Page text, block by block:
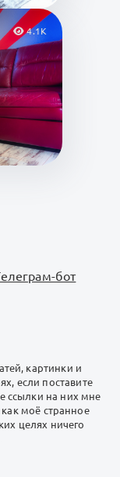
4.1K
бот
картинки и
если поставите
ссылки на них мне
моё странное
целях ничего